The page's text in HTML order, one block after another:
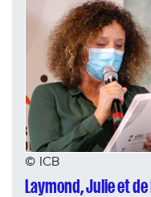
© ICB
Laymond, Julie et